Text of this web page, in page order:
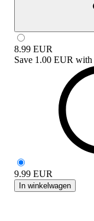
8.99 EUR
Save 1.00 EUR with
9.99 EUR
In winkelwagen